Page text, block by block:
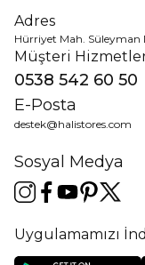
Adres
Hürriyet Mah. Süleyman
Müşteri
0538 542 60 50
E-Posta
destek@halistores.com
Sosyal Medya
Uygulamamızı